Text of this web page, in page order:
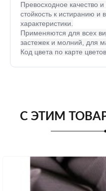
Превосходное качество
стойкость к истиранию и
характеристики.
Применяются для всех
застежек и молний, для
Код цвета по карте
С ЭТИМ